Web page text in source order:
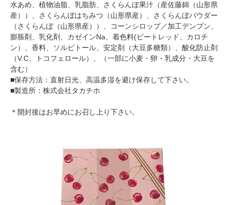
水あめ、植物油脂、乳脂肪、さくらんぼ果汁（産佐藤錦（山形県
産））、さくらんぼはちみつ（山形県産）、さくらんぼパウダー
（さくらんぼ（山形県産））、コーンシロップ／加工デンプン、
膨脹剤、乳化剤、カゼインNa、着色料(ビートレッド、カロチ
ン）、香料、ソルビトール、安定剤（大豆多糖類）、酸化防止剤
（V.C、トコフェロール）、（一部に小麦・卵・乳成分・大豆を
含む）
■保存方法：直射日光、高温多湿を避け保存して下さい。
■製造所：株式会社タカチホ
＊開封後はお早めにお召し上り下さい。